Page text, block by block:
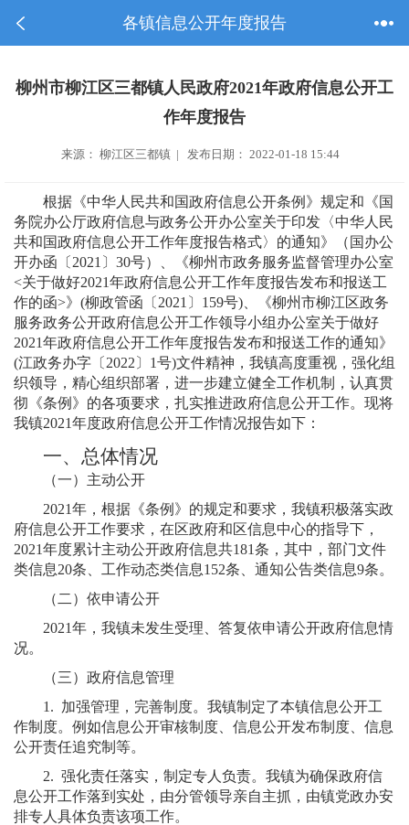
各镇信息公开年度报告
柳州市柳江区三都镇人民政府2021年政府信息公开工
作年度报告
来源： 柳江区三都镇 | 发布日期： 2022-01-18 15:44
根据《中华人民共和国政府信息公开条例》规定和《国
务院办公厅政府信息与政务公开办公室关于印发〈中华人民
共和国政府信息公开工作年度报告格式〉的通知》（国办公
开办函〔2021〕30号）、《柳州市政务服务监督管理办公室
<关于做好2021年政府信息公开工作年度报告发布和报送工
作的函>》(柳政管函〔2021〕159号)、《柳州市柳江区政务
服务政务公开政府信息公开工作领导小组办公室关于做好
2021年政府信息公开工作年度报告发布和报送工作的通知》
(江政务办字〔2022〕1号)文件精神，我镇高度重视，强化组
织领导，精心组织部署，进一步建立健全工作机制，认真贯
彻《条例》的各项要求，扎实推进政府信息公开工作。现将
我镇2021年度政府信息公开工作情况报告如下：
一、总体情况
（一）主动公开
2021年，根据《条例》的规定和要求，我镇积极落实政
府信息公开工作要求，在区政府和区信息中心的指导下，
2021年度累计主动公开政府信息共181条，其中，部门文件
类信息20条、工作动态类信息152条、通知公告类信息9条。
（二）依申请公开
2021年，我镇未发生受理、答复依申请公开政府信息情
况。
（三）政府信息管理
1. 加强管理，完善制度。我镇制定了本镇信息公开工
作制度。例如信息公开审核制度、信息公开发布制度、信息
公开责任追究制等。
2. 强化责任落实，制定专人负责。我镇为确保政府信
息公开工作落到实处，由分管领导亲自主抓，由镇党政办安
排专人具体负责该项工作。